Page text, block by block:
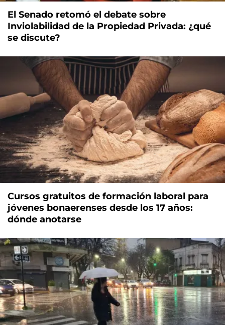
El Senado retomó el debate sobre
Inviolabilidad de la Propiedad Privada: ¿qué
se discute?
Cursos gratuitos de formación laboral para
jóvenes bonaerenses desde los 17 años:
dónde anotarse